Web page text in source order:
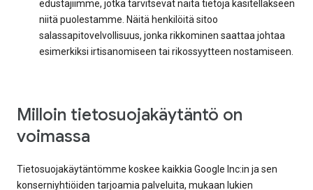
edustajiimme, jotka tarvitsevat näitä tietoja käsitelläkseen
niitä puolestamme. Näitä henkilöitä sitoo
salassapitovelvollisuus, jonka rikkominen saattaa johtaa
esimerkiksi irtisanomiseen tai rikossyytteen nostamiseen.
Milloin tietosuojakäytäntö on
voimassa
Tietosuojakäytäntömme koskee kaikkia Google Inc:in ja sen
konserniyhtiöiden tarjoamia palveluita, mukaan lukien